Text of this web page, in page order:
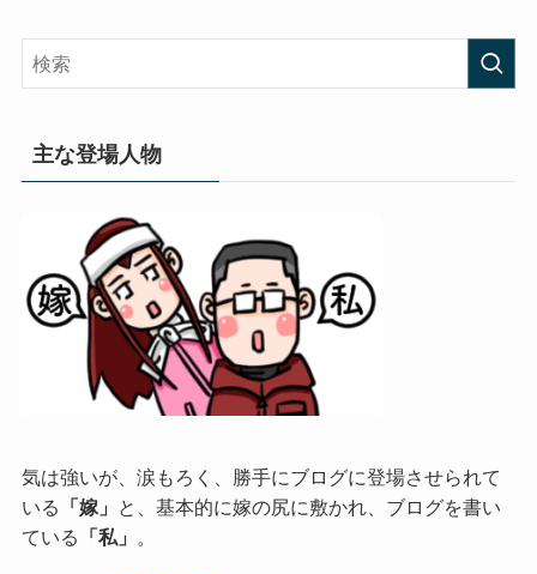
主な登場人物
気は強いが、涙もろく、勝手にブログに登場させられて
いる
「嫁」
と、基本的に嫁の尻に敷かれ、ブログを書い
ている
「私」 。